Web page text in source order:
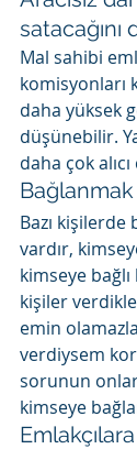
Mal sahibi
komisyonları
daha yüksek
düşünebilir.
daha çok
Bazı
vardır,
kimseye
kişiler
emin
verdiysem
sorunun
kimseye